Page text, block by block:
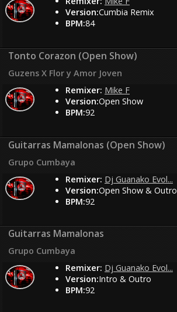
Version:Cumbia Remix
BPM:84
Tonto Corazon (Open Show)
Guzens X Flor y Amor Joven
Remixer: Mike F
Version:Open Show
BPM:92
Guitarras Mamalonas (Open Show)
Grupo Cumbaya
Remixer: Dj Guanako Evol...
Version:Open Show & Outro
BPM:92
Guitarras Mamalonas
Grupo Cumbaya
Remixer: Dj Guanako Evol...
Version:Intro & Outro
BPM:92